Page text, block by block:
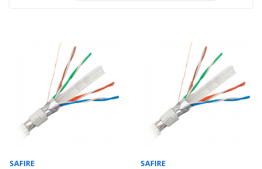
SAFIRE SAFIRE